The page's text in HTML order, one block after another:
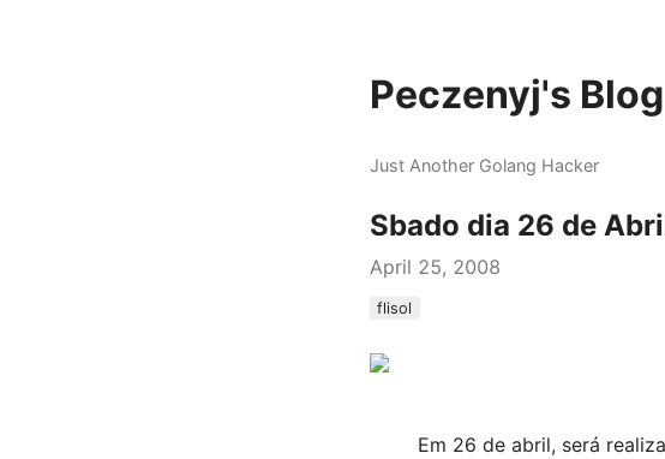
Peczenyj's Blog
Just Another Golang Hacker
Sbado dia 26 de
April 25, 2008
flisol
Em 26 de abril, será